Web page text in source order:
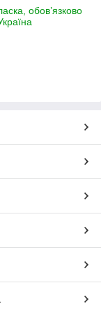
обов’язково